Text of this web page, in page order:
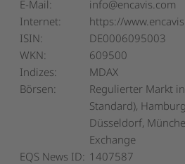
E-Mail:
info@encavis.com
Internet:
https://
ISIN:
DE0006095003
WKN:
609500
Indizes:
MDAX
Börsen:
Regulierter Markt
Standard),
Düsseldorf,
Exchange
EQS News ID: 1407587